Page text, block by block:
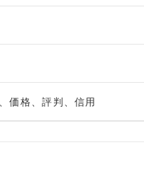
価格、評判、信用